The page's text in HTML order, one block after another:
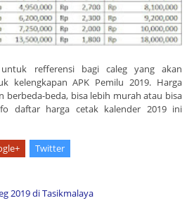
refferensi bagi caleg yang akan
kelengkapan APK Pemilu 2019. Harga
berbeda-beda, bisa lebih murah atau bisa
daftar harga cetak kalender 2019 ini
Twitter
2019 di Tasikmalaya